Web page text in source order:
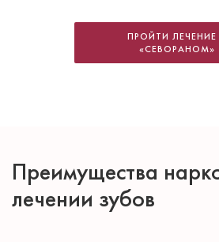
ПРОЙТИ ЛЕЧЕНИЕ
«СЕВОРАНОМ»
Преимущества
лечении зубов